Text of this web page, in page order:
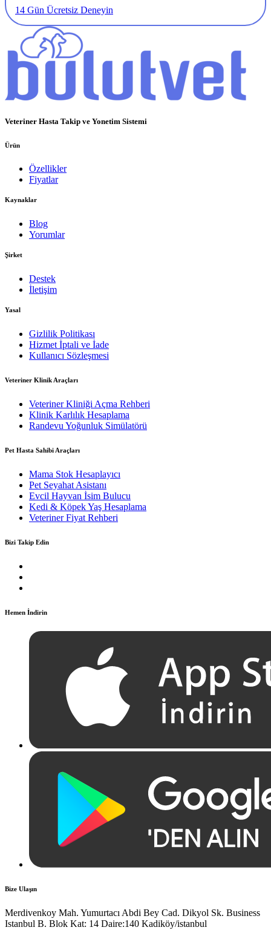
14 Gün Ücretsiz Deneyin
Veteriner Hasta Takip ve Yonetim Sistemi
Ürün
Özellikler
Fiyatlar
Kaynaklar
Blog
Yorumlar
Şirket
Destek
İletişim
Yasal
Gizlilik Politikası
Hizmet İptali ve İade
Kullanıcı Sözleşmesi
Veteriner Klinik Araçları
Veteriner Kliniği Açma Rehberi
Klinik Karlılık Hesaplama
Randevu Yoğunluk Simülatörü
Pet Hasta Sahibi Araçları
Mama Stok Hesaplayıcı
Pet Seyahat Asistanı
Evcil Hayvan İsim Bulucu
Kedi & Köpek Yaş Hesaplama
Veteriner Fiyat Rehberi
Bizi Takip Edin
Hemen İndirin
Bize Ulaşın
Merdivenkoy Mah. Yumurtacı Abdi Bey Cad. Dikyol Sk. Business
Istanbul B. Blok Kat: 14 Daire:140 Kadiköy/istanbul